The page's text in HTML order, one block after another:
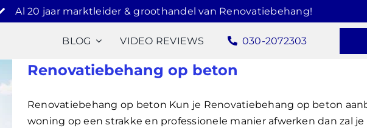
Al 20 jaar marktleider & groothandel van Renovatiebehang!
BLOG VIDEO REVIEWS 030-2072303
Renovatiebehang op beton
Renovatiebehang op beton Kun je Renovatiebehang op beton
woning op een strakke en professionele manier afwerken dan zal